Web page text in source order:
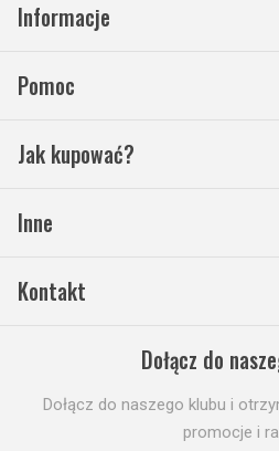
Informacje
Pomoc
Jak kupować?
Inne
Kontakt
Dołącz do
Dołącz do naszego klubu i
promocje i